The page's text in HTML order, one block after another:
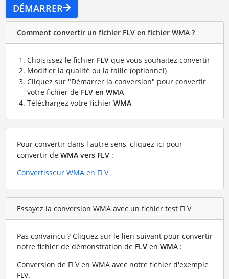
DÉMARRER
Comment convertir un fichier FLV en fichier WMA ?
Choisissez le fichier FLVque vous souhaitez convertir
Modifier la qualité ou la taille (optionnel)
Cliquez sur "Démarrer la conversion" pour convertir
votre fichier de FLV en WMA
Téléchargez votre fichier WMA
Pour convertir dans l'autre sens, cliquez ici pour
convertir de WMA vers FLV:
Convertisseur WMA en FLV
Essayez la conversion WMA avec un fichier test FLV
Pas convaincu ? Cliquez sur le lien suivant pour convertir
notre fichier de démonstration de FLVen WMA:
Conversion de FLV en WMA avec notre fichier d'exemple
FLV.